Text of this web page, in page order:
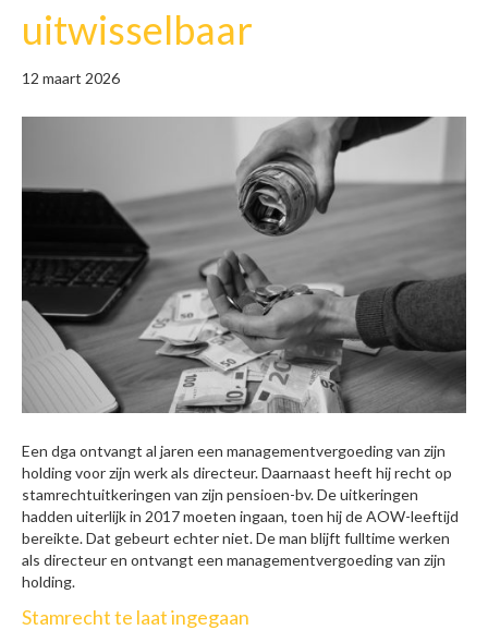
uitwisselbaar
12 maart 2026
Een dga ontvangt al jaren een managementvergoeding van zijn
holding voor zijn werk als directeur. Daarnaast heeft hij recht op
stamrechtuitkeringen van zijn pensioen-bv. De uitkeringen
hadden uiterlijk in 2017 moeten ingaan, toen hij de AOW-leeftijd
bereikte. Dat gebeurt echter niet. De man blijft fulltime werken
als directeur en ontvangt een managementvergoeding van zijn
holding.
Stamrecht te laat ingegaan